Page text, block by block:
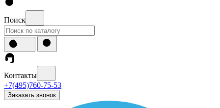
Поиск
Контакты
+7(495)760-75-53
Заказать звонок